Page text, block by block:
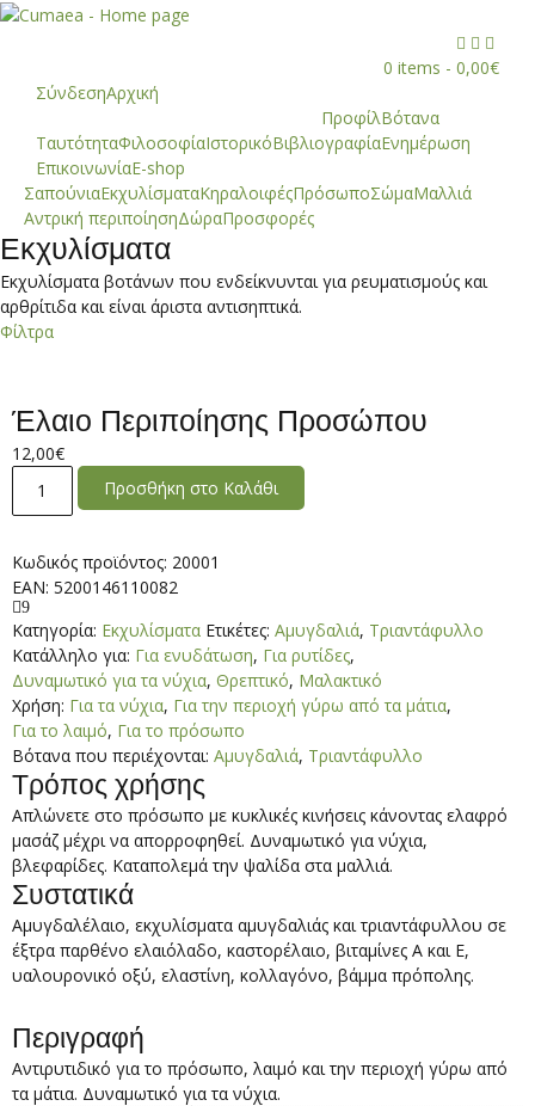
  
0 items - 0,00€
ΣύνδεσηΑρχική
Προφίλ
ΤαυτότηταΦιλοσοφίαΙστορικόΒιβλιογραφία
Βότανα
Ενημέρωση
ΕπικοινωνίαE-shop
ΣαπούνιαΕκχυλίσματαΚηραλοιφέςΠρόσωποΣώμαΜαλλιά
Αντρική περιποίησηΔώραΠροσφορές
Εκχυλίσματα
Eκχυλίσματα βοτάνων που ενδείκνυνται για ρευματισμούς και
αρθρίτιδα και είναι άριστα αντισηπτικά.
Φίλτρα
Έλαιο Περιποίησης Προσώπου
12,00€
Περιποίησης
ποσότητα
Προσθήκη στο Καλάθι
Κωδικός προϊόντος: 20001
EAN: 5200146110082
9
Κατηγορία: Εκχυλίσματα Ετικέτες: Αμυγδαλιά, Τριαντάφυλλο
Κατάλληλο για: Για ενυδάτωση, Για ρυτίδες,
Δυναμωτικό για τα νύχια, Θρεπτικό, Μαλακτικό
Χρήση: Για τα νύχια, Για την περιοχή γύρω από τα μάτια,
Για το λαιμό, Για το πρόσωπο
Βότανα που περιέχονται: Αμυγδαλιά, Τριαντάφυλλο
Τρόπος χρήσης
Απλώνετε στο πρόσωπο με κυκλικές κινήσεις κάνοντας ελαφρό
μασάζ μέχρι να απορροφηθεί. Δυναμωτικό για νύχια,
βλεφαρίδες. Καταπολεμά την ψαλίδα στα μαλλιά.
Συστατικά
Αμυγδαλέλαιο, εκχυλίσματα αμυγδαλιάς και τριαντάφυλλου σε
έξτρα παρθένο ελαιόλαδο, καστορέλαιο, βιταμίνες Α και Ε,
υαλουρονικό οξύ, ελαστίνη, κολλαγόνο, βάμμα πρόπολης.
Περιγραφή
Αντιρυτιδικό για το πρόσωπο, λαιμό και την περιοχή γύρω από
τα μάτια. Δυναμωτικό για τα νύχια.